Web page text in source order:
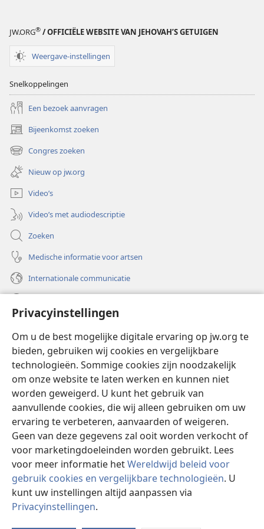
Privacyinstellingen
Om u de best mogelijke digitale ervaring op jw.org te
bieden, gebruiken wij cookies en vergelijkbare
technologieën. Sommige cookies zijn noodzakelijk
om onze website te laten werken en kunnen niet
worden geweigerd. U kunt het gebruik van
aanvullende cookies, die wij alleen gebruiken om uw
ervaring te verbeteren, aanvaarden of weigeren.
Geen van deze gegevens zal ooit worden verkocht of
voor marketingdoeleinden worden gebruikt. Lees
voor meer informatie hetWereldwijd beleid voor
gebruik cookies en vergelijkbare technologieën. U
kunt uw instellingen altijd aanpassen via
Privacyinstellingen.
JW.ORG® / OFFICIËLE WEBSITE VAN JEHOVAH’S GETUIGEN
Weergave-instellingen
Snelkoppelingen
Een bezoek aanvragen
Bijeenkomst zoeken
(opent
nieuw
venster)
Congres zoeken
(opent
nieuw
venster)
Nieuw op jw.org
Video’s
Video’s met audiodescriptie
Zoeken
Medische informatie voor artsen
Internationale communicatie
(opent
nieuw
venster)Watchtower ONLINE LIBRARY™
(opent
nieuw
venster)JW Hub ®
(opent
nieuw
venster)
®
Watchtower Library
Copyright © 2026 Watch Tower Bible and Tract Society of Pennsylvania.
GEBRUIKSVOORWAARDEN